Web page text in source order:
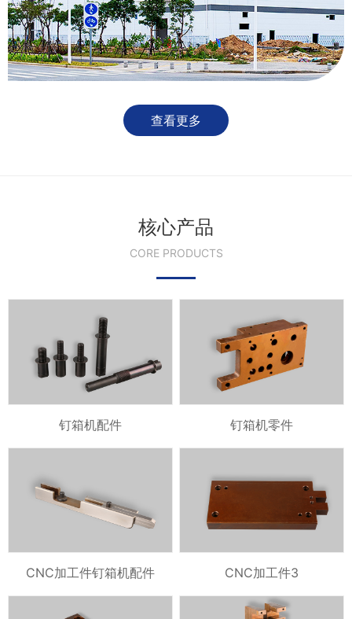
查看更多
核心产品
CORE PRODUCTS
钉箱机配件 钉箱机零件
CNC加工件钉箱机配件 CNC加工件3